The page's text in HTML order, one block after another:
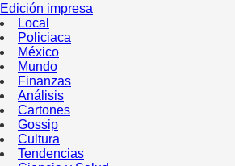
Edición impresa
Local
Policiaca
México
Mundo
Finanzas
Análisis
Cartones
Gossip
Cultura
Tendencias